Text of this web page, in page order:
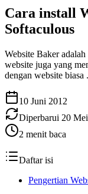
Cara install
Softaculous
Website Baker
website juga yang
dengan website biasa .
10 Juni 2012
Diperbarui 20
2 menit baca
Daftar isi
Pengertian